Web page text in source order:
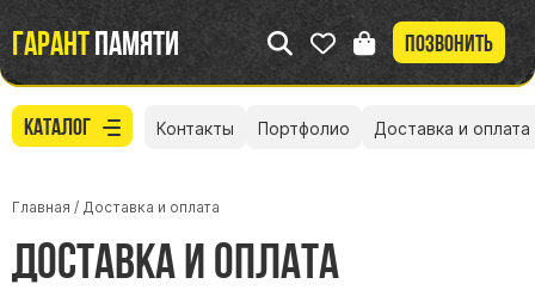
Гарантпамяти Позвонить
Каталог Контакты Портфолио Доставка и оплата
Главная / Доставка и оплата
Доставка и оплата